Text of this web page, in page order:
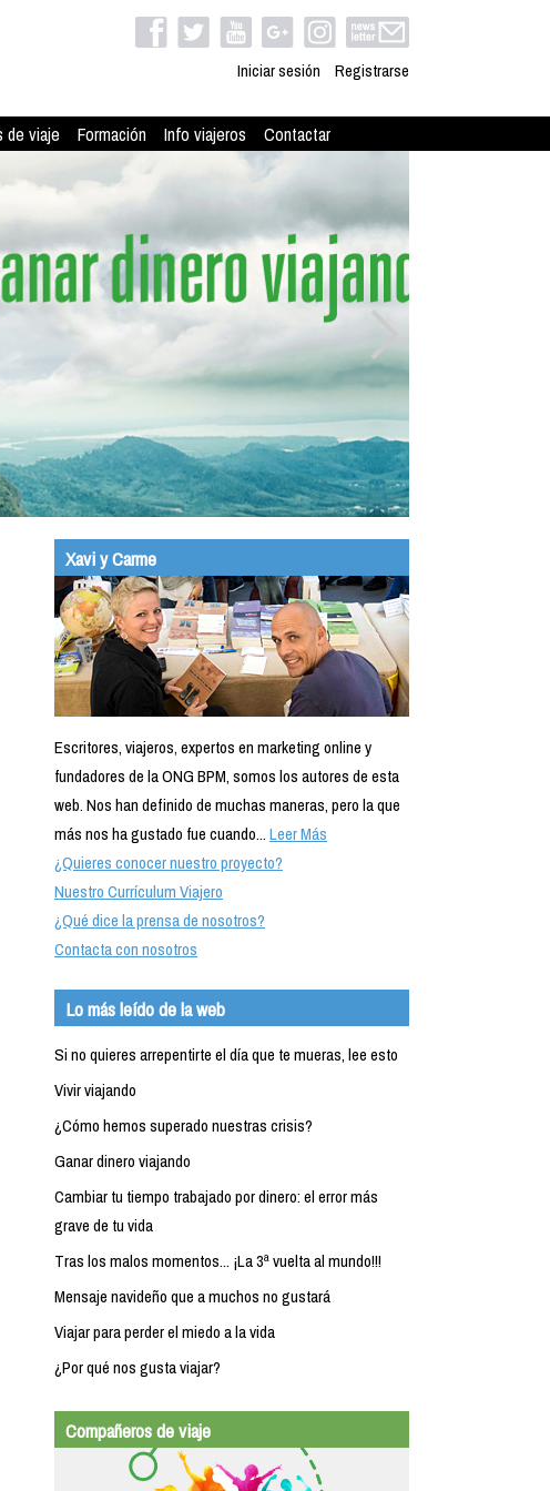
Iniciar sesión Registrarse
de viaje Formación Info viajeros Contactar
Xavi y Carme
Escritores, viajeros, expertos en marketing online y
fundadores de la ONG BPM, somos los autores de esta
web. Nos han definido de muchas maneras, pero la que
más nos ha gustado fue cuando...Leer Más
¿Quieres conocer nuestro proyecto?
Nuestro Currículum Viajero
¿Qué dice la prensa de nosotros?
Contacta con nosotros
Lo más leído de la web
Si no quieres arrepentirte el día que te mueras, lee esto
Vivir viajando
¿Cómo hemos superado nuestras crisis?
Ganar dinero viajando
Cambiar tu tiempo trabajado por dinero: el error más
grave de tu vida
Tras los malos momentos... ¡La 3ª vuelta al mundo!!!
Mensaje navideño que a muchos no gustará
Viajar para perder el miedo a la vida
¿Por qué nos gusta viajar?
Compañeros de viaje